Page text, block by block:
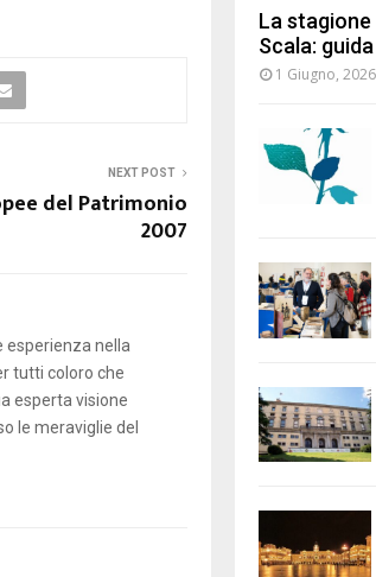
NEXT POST
del Patrimonio
2007
esperienza nella
tutti coloro che
esperta visione
le meraviglie del
La
Scala:
1 Giugno, 2026